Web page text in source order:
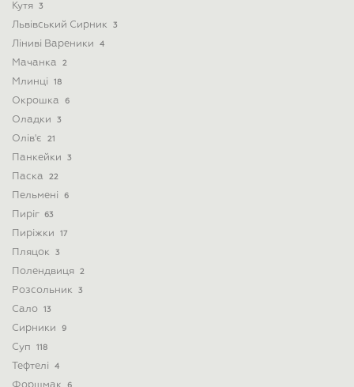
Кутя 3
Львівський Сирник 3
Ліниві Вареники 4
Мачанка 2
Млинці 18
Окрошка 6
Оладки 3
Олів'є 21
Панкейки 3
Паска 22
Пельмені 6
Пиріг 63
Пиріжки 17
Пляцок 3
Полендвиця 2
Розсольник 3
Сало 13
Сирники 9
Суп 118
Тефтелі 4